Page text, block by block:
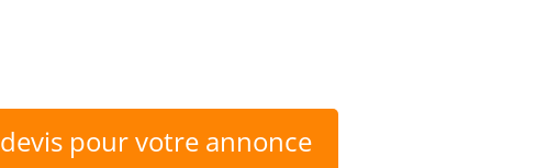
pour votre annonce